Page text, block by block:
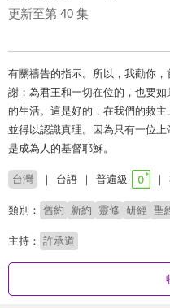
更新至第 40 集
有關禱告的指示。所以，我勸你
謝；為君王和一切在位的，也要
的生活。這是好的，在我們的救
並得以認識真理。因為只有一位
是成為人的基督耶穌。
台灣 台語 普遍級
類別： 舊約 新約 靈修 研經 聖
主持： 許承道